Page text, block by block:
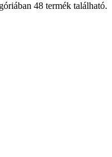
48 termék található.